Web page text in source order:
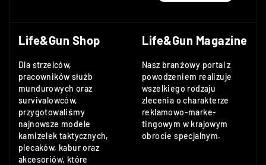
Life&Gun Shop
Dla strzelców,
pracowników służb
mundurowych oraz
survivalowców,
przygotowaliśmy
najnowsze modele
kamizelek taktycznych,
plecaków, kabur oraz
akcesoriów, które
Life&Gun Magazine
Nasz branżowy portal z
powodzeniem realizuje
wszelkiego rodzaju
zlecenia o charakterze
reklamowo-marke-
tingowym w krajowym
obrocie specjalnym.